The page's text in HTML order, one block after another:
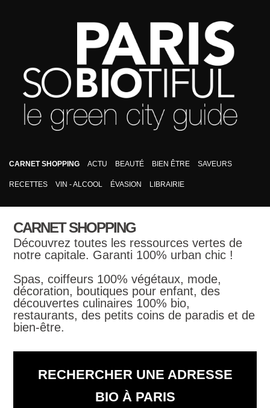
CARNET SHOPPING ACTU BEAUTÉ BIEN ÊTRE SAVEURS
RECETTES VIN - ALCOOL ÉVASION LIBRAIRIE
CARNET SHOPPING
Découvrez toutes les ressources vertes de
notre capitale. Garanti 100% urban chic !
Spas, coiffeurs 100% végétaux, mode,
décoration, boutiques pour enfant, des
découvertes culinaires 100% bio,
restaurants, des petits coins de paradis et de
bien-être.
RECHERCHER UNE ADRESSE
BIO À PARIS